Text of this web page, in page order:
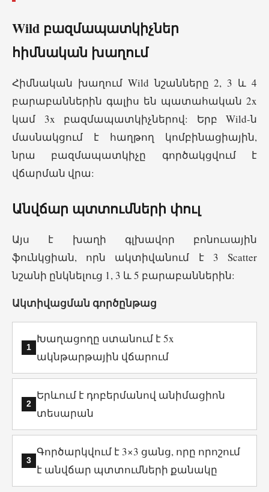
Wild բազմապատկիչներ
հիմնական խաղում
Հիմնական խաղում Wild նշանները 2, 3 և 4
բարաբաններին գալիս են պատահական 2x
կամ 3x բազմապատկիչներով: Երբ Wild-ն
մասնակցում է հաղթող կոմբինացիային,
նրա բազմապատկիչը գործակցվում է
վճարման վրա:
Անվճար պտտումների փուլ
Այս է խաղի գլխավոր բոնուսային
ֆունկցիան, որն ակտիվանում է 3 Scatter
նշանի ընկնելուց 1, 3 և 5 բարաբաններին:
Ակտիվացման գործընթաց
Խաղացողը ստանում է 5x
ակնթարթային վճարում
Երևում է դոբերմանով անիմացիոն
տեսարան
Գործարկվում է 3×3 ցանց, որը որոշում
է անվճար պտտումների քանակը